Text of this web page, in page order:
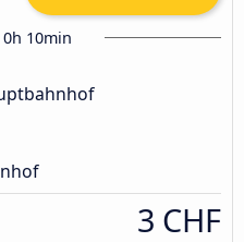
10min
3 CHF